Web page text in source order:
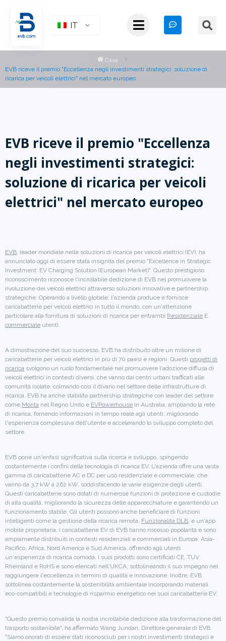
IT
Casa
EVB riceve il premio "Eccellenza negli investimenti strategici: soluzione di
ricarica per veicoli elettrici" nel mercato europeo
EVB riceve il premio "Eccellenza
negli investimenti strategici:
soluzione di ricarica per veicoli
elettrici" nel mercato europeo
EVB, leader mondiale nelle soluzioni di ricarica per veicoli elettrici (EV), ha
annunciato oggi di essere stata insignita del premio "Excellence in Strategic
Investment: EV Charging Solution (European Market)". Questo prestigioso
riconoscimento riconosce l'incrollabile dedizione di EVB nel promuovere la
rivoluzione dei veicoli elettrici attraverso soluzioni innovative e partnership
strategiche. Operando a livello globale, l'azienda produce e fornisce
caricabatterie per veicoli elettrici in tutto il mondo, con un'attenzione
particolare alla fornitura di soluzioni di ricarica per entrambi Residenziale E
commerciale utenti.
A dimostrazione del suo successo, EVB ha distribuito oltre un milione di
caricabatterie per veicoli elettrici in più di 70 paesi e regioni. Questi progetti di
ricarica svolgono un ruolo fondamentale nel promuovere l'adozione diffusa di
veicoli elettrici in contesti diversi, che vanno dai centri urbani trafficati alle
comunità isolate, colmando così il divario nel settore delle infrastrutture di
ricarica. EVB ha anche stabilito partnership strategiche con leader del settore
come Monta nel Regno Unito e EVPowerhouse in Australia, ampliando la rete
di ricarica, fornendo informazioni in tempo reale agli utenti, migliorando
l'esperienza complessiva dell'utente e accelerando lo sviluppo completo del
settore.
EVB pone un'enfasi significativa sulla ricerca e sviluppo, spingendo
costantemente i confini della tecnologia di ricarica EV. L'azienda offre una vasta
gamma di caricabatterie AC e DC per uso residenziale e commerciale, che
vanno da 3,7 kW a 262 kW, soddisfacendo le varie esigenze degli utenti.
Questi caricabatterie sono dotati di numerose funzioni di protezione e custodie
di alta qualità, migliorando la sicurezza delle apparecchiature e garantendo un
funzionamento stabile. Gli utenti possono anche beneficiare di funzioni
intelligenti come la gestione della ricarica remota, Funzionalità DLB, e un'app
mobile proprietaria. I caricabatterie EV di EVB hanno riscosso popolarità e sono
ampiamente distribuiti in contesti residenziali e commerciali in Europa, Asia-
Pacifico, Africa, Nord America e Sud America, offrendo agli utenti
un'esperienza di ricarica comoda. I suoi prodotti sono certificati CE, TUV
Rheinland e RoHS e sono elencati nell'UKCA, sottolineando il suo impegno nel
raggiungere l'eccellenza in termini di qualità e innovazione. Inoltre, EVB
sottolinea costantemente la sostenibilità ambientale incorporando materiali
eco-compatibili e tecnologie di risparmio energetico nei suoi caricabatterie EV.
"Questo premio convalida la nostra incrollabile dedizione alla trasformazione del
trasporto sostenibile", ha affermato Wang Jundan, Direttore generale di EVB.
"Siamo onorati di essere stati riconosciuti per i nostri investimenti strategici e